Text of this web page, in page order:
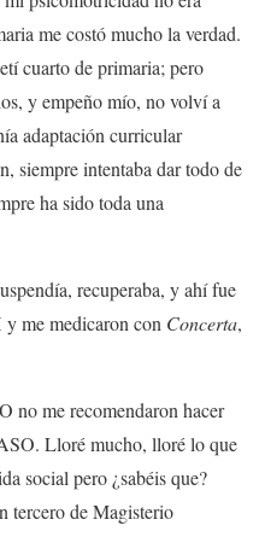
me costó mucho la verdad.
cuarto de primaria; pero
y empeño mío, no volví a
adaptación curricular
siempre intentaba dar todo de
ha sido toda una
recuperaba, y ahí fue
me medicaron con Concerta,
no me recomendaron hacer
Lloré mucho, lloré lo que
social pero ¿sabéis que?
tercero de Magisterio